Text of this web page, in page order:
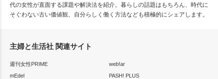
代の女性が直面する課題や解決法を紹介。暮らしの話題はもちろん、時代に
そぐわない古い価値観、自分らしく働く方法なども積極的にシェアします。
主婦と生活社 関連サイト
週刊女性PRIME
web!ar
mEdel
PASH! PLUS